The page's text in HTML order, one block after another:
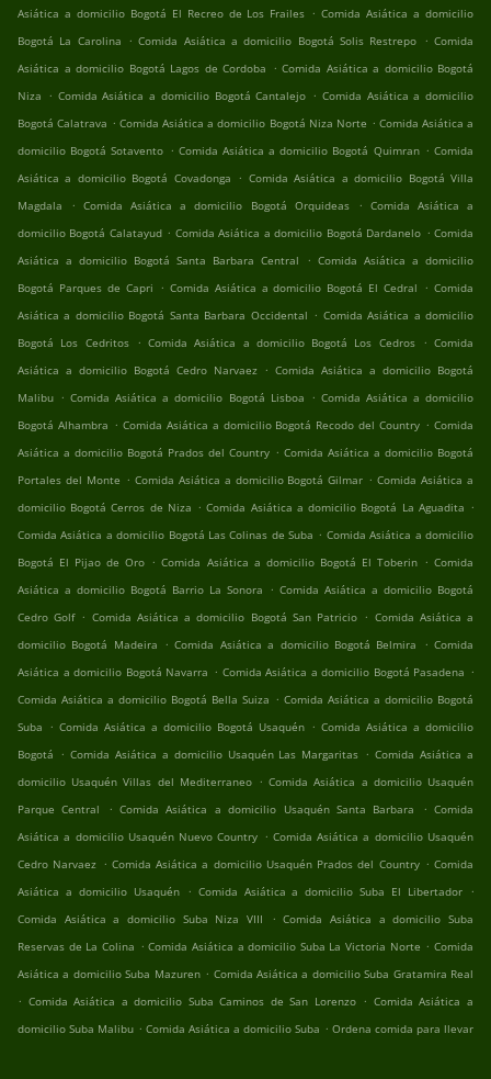
Asiática a domicilio Bogotá El Recreo de Los Frailes . Comida Asiática a domicilio
Bogotá La Carolina . Comida Asiática a domicilio Bogotá Solis Restrepo . Comida
Asiática a domicilio Bogotá Lagos de Cordoba . Comida Asiática a domicilio Bogotá
Niza . Comida Asiática a domicilio Bogotá Cantalejo . Comida Asiática a domicilio
Bogotá Calatrava . Comida Asiática a domicilio Bogotá Niza Norte . Comida Asiática a
domicilio Bogotá Sotavento . Comida Asiática a domicilio Bogotá Quimran . Comida
Asiática a domicilio Bogotá Covadonga . Comida Asiática a domicilio Bogotá Villa
Magdala
. Comida Asiática a domicilio Bogotá Orquideas . Comida Asiática a
domicilio Bogotá Calatayud . Comida Asiática a domicilio Bogotá Dardanelo . Comida
Asiática a domicilio Bogotá Santa Barbara Central
. Comida Asiática a domicilio
Bogotá Parques de Capri . Comida Asiática a domicilio Bogotá El Cedral . Comida
Asiática a domicilio Bogotá Santa Barbara Occidental . Comida Asiática a domicilio
Bogotá Los Cedritos
. Comida Asiática a domicilio Bogotá Los Cedros . Comida
Asiática a domicilio Bogotá Cedro Narvaez . Comida Asiática a domicilio Bogotá
Malibu . Comida Asiática a domicilio Bogotá Lisboa . Comida Asiática a domicilio
Bogotá Alhambra . Comida Asiática a domicilio Bogotá Recodo del Country . Comida
Asiática a domicilio Bogotá Prados del Country . Comida Asiática a domicilio Bogotá
Portales del Monte . Comida Asiática a domicilio Bogotá Gilmar . Comida Asiática a
domicilio Bogotá Cerros de Niza . Comida Asiática a domicilio Bogotá La Aguadita .
Comida Asiática a domicilio Bogotá Las Colinas de Suba . Comida Asiática a domicilio
Bogotá El Pijao de Oro . Comida Asiática a domicilio Bogotá El Toberin . Comida
Asiática a domicilio Bogotá Barrio La Sonora . Comida Asiática a domicilio Bogotá
Cedro Golf . Comida Asiática a domicilio Bogotá San Patricio . Comida Asiática a
domicilio Bogotá Madeira . Comida Asiática a domicilio Bogotá Belmira . Comida
Asiática a domicilio Bogotá Navarra . Comida Asiática a domicilio Bogotá Pasadena .
Comida Asiática a domicilio Bogotá Bella Suiza . Comida Asiática a domicilio Bogotá
Suba . Comida Asiática a domicilio Bogotá Usaquén . Comida Asiática a domicilio
Bogotá . Comida Asiática a domicilio Usaquén Las Margaritas . Comida Asiática a
domicilio Usaquén Villas del Mediterraneo . Comida Asiática a domicilio Usaquén
Parque Central
. Comida Asiática a domicilio Usaquén Santa Barbara . Comida
Asiática a domicilio Usaquén Nuevo Country . Comida Asiática a domicilio Usaquén
Cedro Narvaez . Comida Asiática a domicilio Usaquén Prados del Country . Comida
Asiática a domicilio Usaquén . Comida Asiática a domicilio Suba El Libertador .
Comida Asiática a domicilio Suba Niza VIII
. Comida Asiática a domicilio Suba
Reservas de La Colina . Comida Asiática a domicilio Suba La Victoria Norte . Comida
Asiática a domicilio Suba Mazuren . Comida Asiática a domicilio Suba Gratamira Real
. Comida Asiática a domicilio Suba Caminos de San Lorenzo . Comida Asiática a
domicilio Suba Malibu . Comida Asiática a domicilio Suba . Ordena comida para llevar